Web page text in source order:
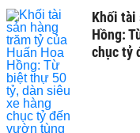
Khối tài
Hồng:
chục tỷ